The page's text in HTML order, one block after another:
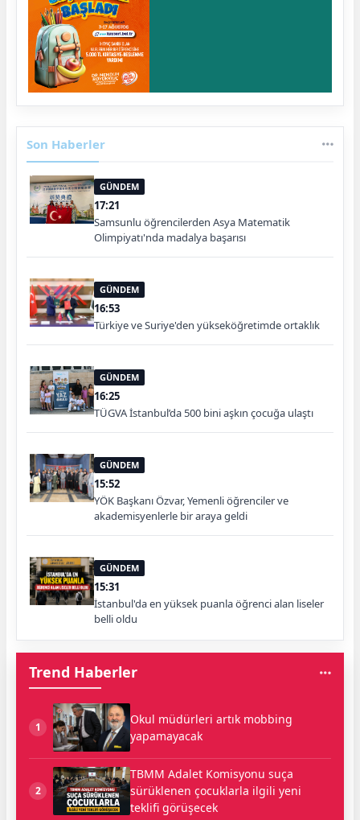
Son Haberler
GÜNDEM
17:21
Samsunlu öğrencilerden Asya Matematik
Olimpiyatı'nda madalya başarısı
GÜNDEM
16:53
Türkiye ve Suriye'den yükseköğretimde ortaklık
GÜNDEM
16:25
TÜGVA İstanbul’da 500 bini aşkın çocuğa ulaştı
GÜNDEM
15:52
YÖK Başkanı Özvar, Yemenli öğrenciler ve
akademisyenlerle bir araya geldi
GÜNDEM
15:31
İstanbul'da en yüksek puanla öğrenci alan liseler
belli oldu
Trend Haberler
1
Okul müdürleri artık mobbing
yapamayacak
2
TBMM Adalet Komisyonu suça
sürüklenen çocuklarla ilgili yeni
teklifi görüşecek